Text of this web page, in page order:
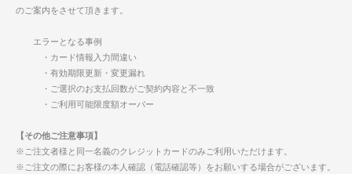
のご案内をさせて頂きます。
エラーとなる事例
・カード情報入力間違い
・有効期限更新・変更漏れ
・ご選択のお支払回数がご契約内容と不一致
・ご利用可能限度額オーバー
【その他ご注意事項】
※ご注文者様と同一名義のクレジットカードのみご利用いただけます。
※ご注文の際にお客様の本人確認（電話確認等）をお願いする場合がございます。